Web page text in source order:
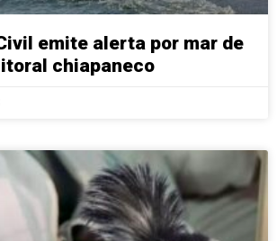
emite alerta por mar de
chiapaneco